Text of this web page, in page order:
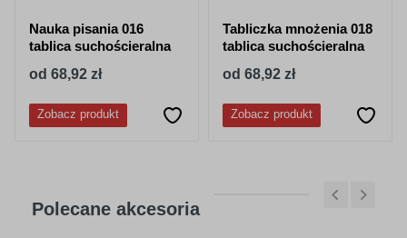
Nauka pisania 016
tablica suchościeralna
od 68,92 zł
Zobacz produkt
Tabliczka mnożenia 018
tablica suchościeralna
od 68,92 zł
Zobacz produkt
Polecane akcesoria